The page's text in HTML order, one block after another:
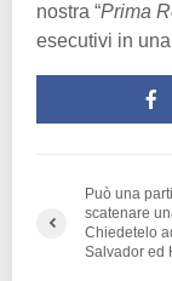
nostra “Prima
esecutivi in
Può una
scatenare
Chiedetelo
Salvador ed